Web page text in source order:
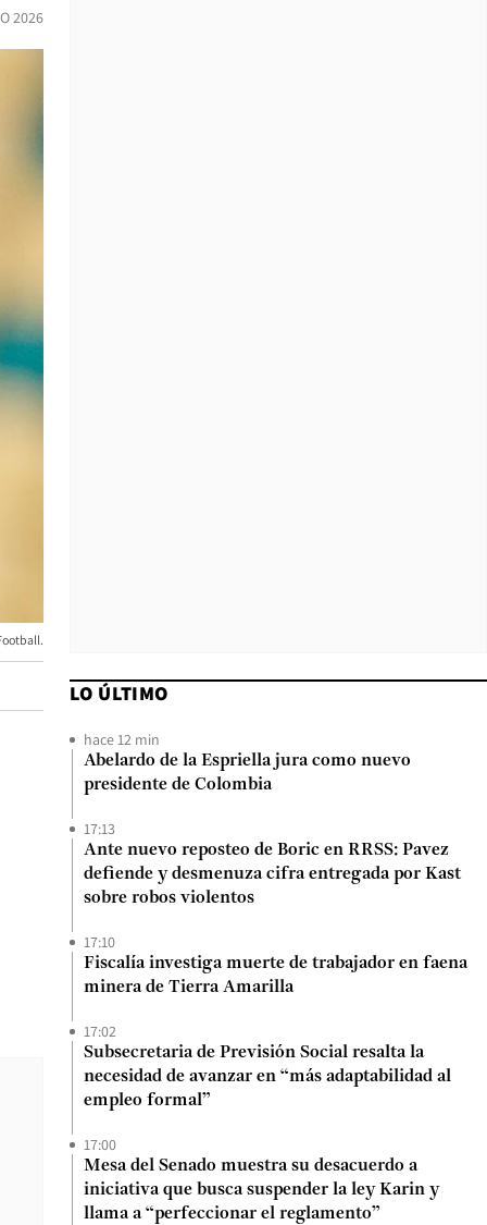
2026
LO ÚLTIMO
hace 12 min
Abelardo de la Espriella jura como nuevo
presidente de Colombia
17:13
Ante nuevo reposteo de Boric en RRSS: Pavez
defiende y desmenuza cifra entregada por Kast
sobre robos violentos
17:10
Fiscalía investiga muerte de trabajador en faena
minera de Tierra Amarilla
17:02
Subsecretaria de Previsión Social resalta la
necesidad de avanzar en “más adaptabilidad al
empleo formal”
17:00
Mesa del Senado muestra su desacuerdo a
iniciativa que busca suspender la ley Karin y
llama a “perfeccionar el reglamento”